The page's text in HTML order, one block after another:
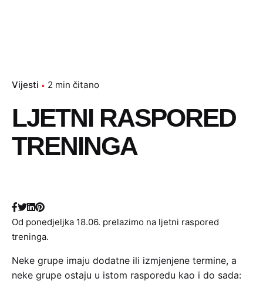
Vijesti 2 min čitano
LJETNI RASPORED
TRENINGA
Od ponedjeljka 18.06. prelazimo na ljetni raspored
treninga.
Neke grupe imaju dodatne ili izmjenjene termine, a
neke grupe ostaju u istom rasporedu kao i do sada: